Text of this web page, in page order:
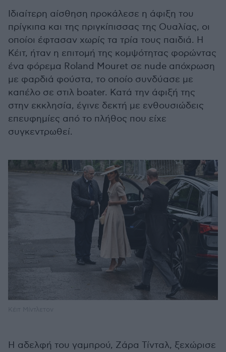
Ιδιαίτερη αίσθηση προκάλεσε η άφιξη του
πρίγκιπα και της πριγκίπισσας της Ουαλίας, οι
οποίοι έφτασαν χωρίς τα τρία τους παιδιά. Η
Κέιτ, ήταν η επιτομή της κομψότητας φορώντας
ένα φόρεμα Roland Mouret σε nude απόχρωση
με φαρδιά φούστα, το οποίο συνδύασε με
καπέλο σε στιλ boater. Κατά την άφιξή της
στην εκκλησία, έγινε δεκτή με ενθουσιώδεις
επευφημίες από το πλήθος που είχε
συγκεντρωθεί.
Η αδελφή του γαμπρού, Ζάρα Τίνταλ, ξεχώρισε